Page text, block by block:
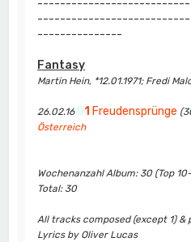
---------------
Fantasy
Martin Hein, *12.01.1971; Fredi
26.02.16 01 Freudensprünge
Österreich
Wochenanzahl Album: 30 (Top
Total: 30
All tracks composed (except 1) &
Lyrics by Oliver Lucas